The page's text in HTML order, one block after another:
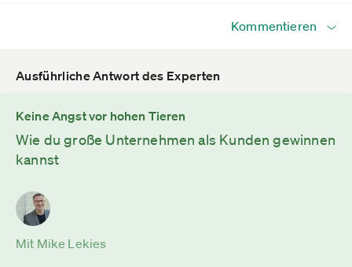
Kommentieren
Ausführliche Antwort des Experten
Keine Angst vor hohen Tieren
Wie du große Unternehmen als Kunden gewinnen
kannst
Mit Mike Lekies